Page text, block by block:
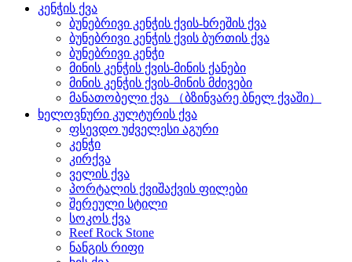
კენჭის ქვა
ბუნებრივი კენჭის ქვის-ხრეშის ქვა
ბუნებრივი კენჭის ქვის ბურთის ქვა
ბუნებრივი კენჭი
მინის კენჭის ქვის-მინის ქანები
მინის კენჭის ქვის-მინის მძივები
მანათობელი ქვა （ბზინვარე ბნელ ქვაში）
ხელოვნური კულტურის ქვა
ფსევდო უძველესი აგური
კენჭი
კირქვა
ველის ქვა
პორტალის ქვიშაქვის ფილები
შერეული სტილი
სოკოს ქვა
Reef Rock Stone
ნანგის რიფი